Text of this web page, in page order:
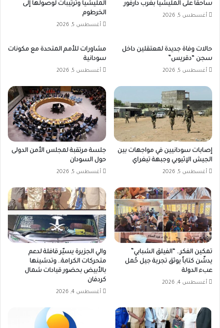
ساحقا على المليشيا بغرب دارفور
أغسطس 5, 2026
المليشيا وترتيبات لوصولها إلى
الخرطوم
أغسطس 5, 2026
حالات وفاة جديدة لمعتقلين داخل
سجن “دقريس”
أغسطس 5, 2026
مشاورات للأمم المتحدة مع مكونات
سودانية
أغسطس 5, 2026
إصابات سودانيين في مواجهات بين
الجيش الإثيوبي وجبهة تيغراي
أغسطس 5, 2026
جلسة مرتقبة لمجلس الأمن الدولى
حول السودان
أغسطس 5, 2026
تمكين الفكر.. “الفيلق الشبابي”
يدشّن كتاباً يوثق تجربة جيل حُمل
عبء الدولة
أغسطس 4, 2026
والي الجزيرة يسيّر قافلة لدعم
متحركات الكرامة.. وتدشينها
بالأبيض بحضور قيادات شمال
كردفان
أغسطس 4, 2026